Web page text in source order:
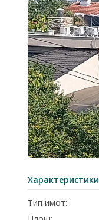
Характеристики
Тип имот: